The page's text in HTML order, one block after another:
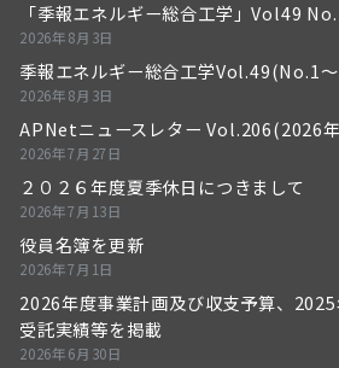
「季報エネルギー総合工学」Vol49
2026年8月3日
季報エネルギー総合工学Vol.49(No.1
2026年8月3日
APNetニュースレター Vol.206(2026
2026年7月27日
２０２６年度夏季休日につきまして
2026年7月13日
役員名簿を更新
2026年7月1日
2026年度事業計画及び収支予算、
受託実績等を掲載
2026年6月30日